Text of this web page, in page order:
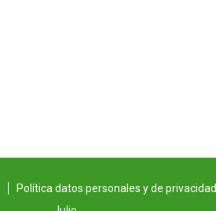
Política datos personales y de privacidad